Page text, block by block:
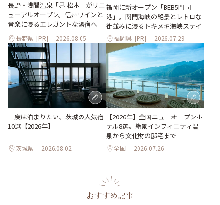
長野・浅間温泉「界 松本」がリニ
ューアルオープン。信州ワインと
音楽に浸るエレガントな湯宿へ
長野県 [PR] 2026.08.05
福岡に新オープン「BEB5門司
港」。関門海峡の絶景とレトロな
街並みに浸るトキメキ海峡ステイ
福岡県 [PR] 2026.07.29
一度は泊まりたい、茨城の人気宿
10選【2026年】
茨城県 2026.08.02
【2026年】全国ニューオープンホ
テル8選。絶景インフィニティ温
泉から文化財の邸宅まで
全国 2026.07.26
おすすめ記事